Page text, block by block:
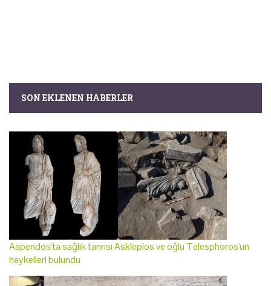
SON EKLENEN HABERLER
Aspendos'ta sağlık tanrısı Asklepios ve oğlu Telesphoros'un
heykelleri bulundu